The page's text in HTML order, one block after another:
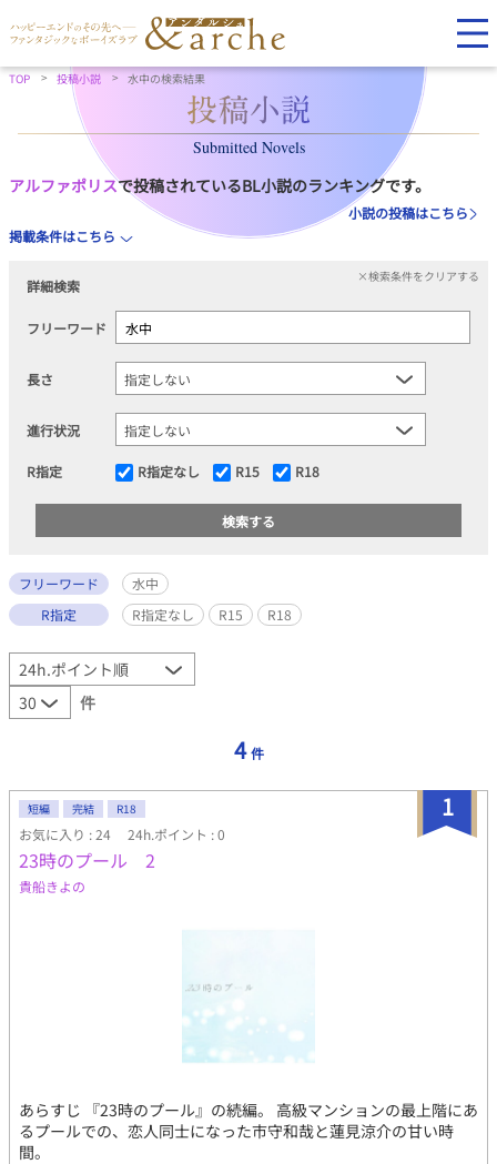
TOP 投稿小説 水中の検索結果
Submitted Novels
アルファポリスで投稿されているBL小説のランキングです。
小説の投稿はこちら
掲載条件はこちら
詳細検索
×検索条件をクリアする
フリーワード
長さ
進行状況
R指定 R指定なし R15 R18
フリーワード
水中
R指定
R指定なし R15 R18
件
4 件
1
短編 完結 R18
お気に入り : 24 24h.ポイント : 0
23時のプール 2
貴船きよの
あらすじ 『23時のプール』の続編。 高級マンションの最上階にあ
るプールでの、恋人同士になった市守和哉と蓮見涼介の甘い時
間。